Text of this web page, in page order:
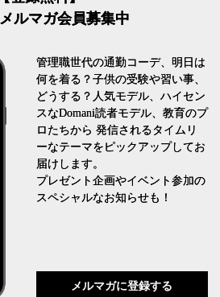
ルマガ会員募集中
管理職世代の通勤コーデ、明日は
何を着る？子供の受験や習い事、
どうする？人気モデル、ハイセン
スなDomani読者モデル、教育のプ
ロたちから 発信されるタイムリ
ーなテーマをピックアップしてお
届けします。
プレゼント企画やイベント参加の
スペシャルなお知らせも！
メルマガに登録する